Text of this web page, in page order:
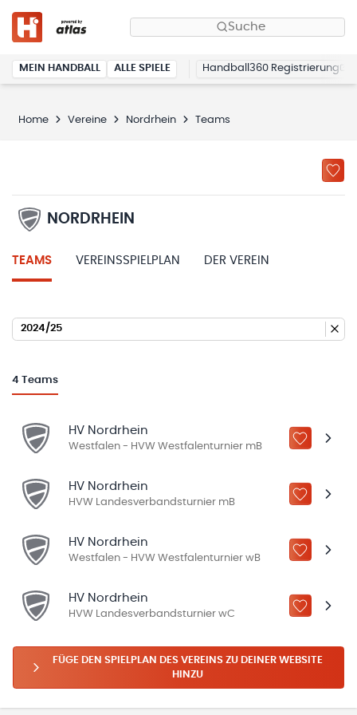
Suche
MEIN HANDBALL ALLE SPIELE Handball360 Registrierung
Home Vereine Nordrhein Teams
NORDRHEIN
TEAMS VEREINSSPIELPLAN DER VEREIN
2024/25
4 Teams
HV Nordrhein
Westfalen - HVW Westfalenturnier mB ZU „MEINE
HV Nordrhein
HVW Landesverbandsturnier mB ZU „MEINE
HV Nordrhein
Westfalen - HVW Westfalenturnier wB ZU „MEINE
HV Nordrhein
HVW Landesverbandsturnier wC ZU „MEINE
FÜGE DEN SPIELPLAN DES VEREINS ZU DEINER WEBSITE
HINZU